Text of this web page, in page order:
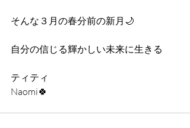
そんな３月の春分前の新月🌙
自分の信じる輝かしい未来に生きる
ティティ
Naomi🍀